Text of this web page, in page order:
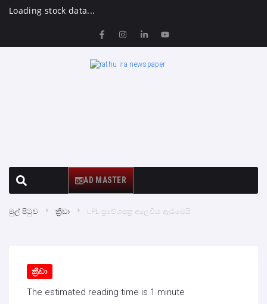
Loading stock data...
AD MASTER
මුල් පිටුව ක්‍රීඩා LPL ප්‍රවේශපත්‍ර අලෙවිය ඇරැඹෙයි
ක්‍රීඩා
The estimated reading time is 1 minute